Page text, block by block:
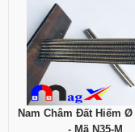
Nam Châm Đất Hiếm Ø
- Mã N35-M